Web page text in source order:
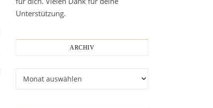
Unterstützung.
ARCHIV